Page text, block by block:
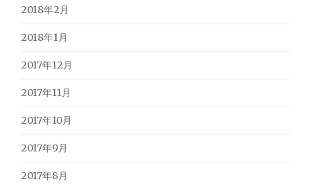
2018年2月
2018年1月
2017年12月
2017年11月
2017年10月
2017年9月
2017年8月